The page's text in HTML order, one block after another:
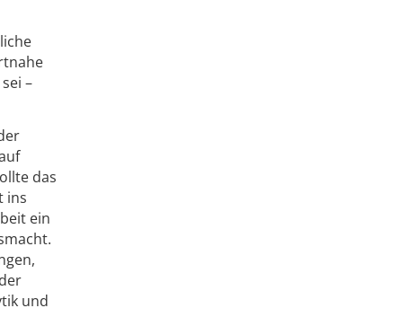
–
das
ins
ein
und